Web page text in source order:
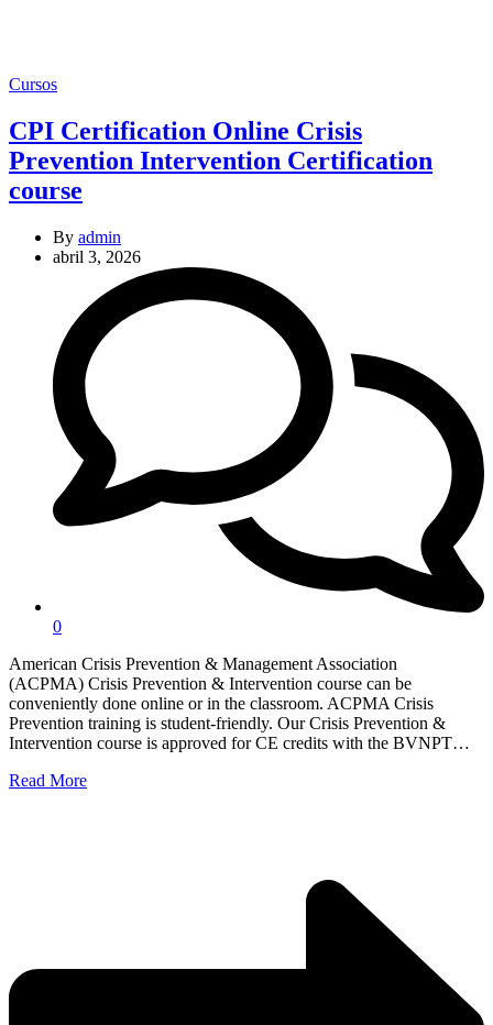
Categories
Cursos
CPI Certification Online Crisis
Prevention Intervention Certification
course
By admin
abril 3, 2026
0
American Crisis Prevention & Management Association
(ACPMA) Crisis Prevention & Intervention course can be
conveniently done online or in the classroom. ACPMA Crisis
Prevention training is student-friendly. Our Crisis Prevention &
Intervention course is approved for CE credits with the BVNPT…
Read More